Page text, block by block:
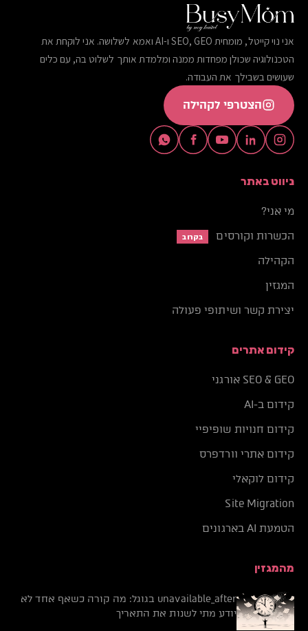
אני נוי קייטל, מומחית SEO, GEO ו-AI ואמא לשלושה. אני לוקחת את
הטכנולוגיה שכולן מפחדות ממנה ומלמדת אותך לשלוט בה, עם כלים
שעושים בשבילך את העבודה.
הצטרפי לקהילה
ניווט באתר
מי אני?
הכשרות וקורסים
בקרוב
הקהילה
המגזין
יצירת קשר ושיתופי פעולה
קידום אתרים
SEO & GEO אורגני
קידום ב-AI
קידום חנויות שופיפיי
קידום אתרי וורדפרס
קידום לוקאלי
Site Migration
הטמעת AI בארגונים
מהמגזין
unavailable_after בגוגל: מה קורה כשאף אחד לא
יודע מתי לשנות את התאריך